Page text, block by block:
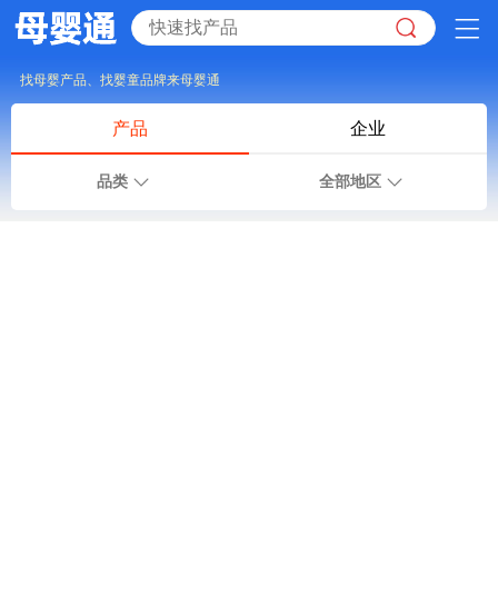
找母婴产品、找婴童品牌来母婴通
产品 企业
品类 全部地区